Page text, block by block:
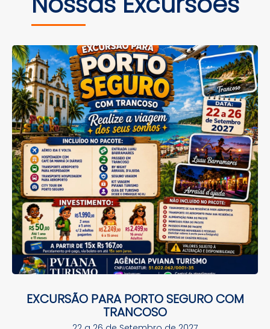
EXCURSÃO PARA PORTO SEGURO COM
TRANCOSO